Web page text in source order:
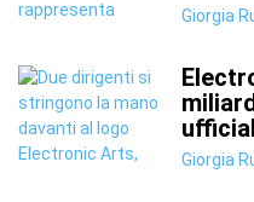
Giorgia
Giorgia